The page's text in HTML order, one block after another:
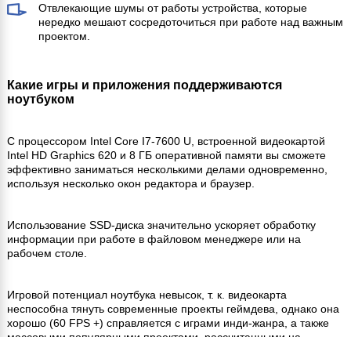
Отвлекающие шумы от работы устройства, которые
нередко мешают сосредоточиться при работе над важным
проектом.
Какие игры и приложения поддерживаются
ноутбуком
С процессором Intel Core I7-7600 U, встроенной видеокартой
Intel HD Graphics 620 и 8 ГБ оперативной памяти вы сможете
эффективно заниматься несколькими делами одновременно,
используя несколько окон редактора и браузер.
Использование SSD-диска значительно ускоряет обработку
информации при работе в файловом менеджере или на
рабочем столе.
Игровой потенциал ноутбука невысок, т. к. видеокарта
неспособна тянуть современные проекты геймдева, однако она
хорошо (60 FPS +) справляется с играми инди-жанра, а также